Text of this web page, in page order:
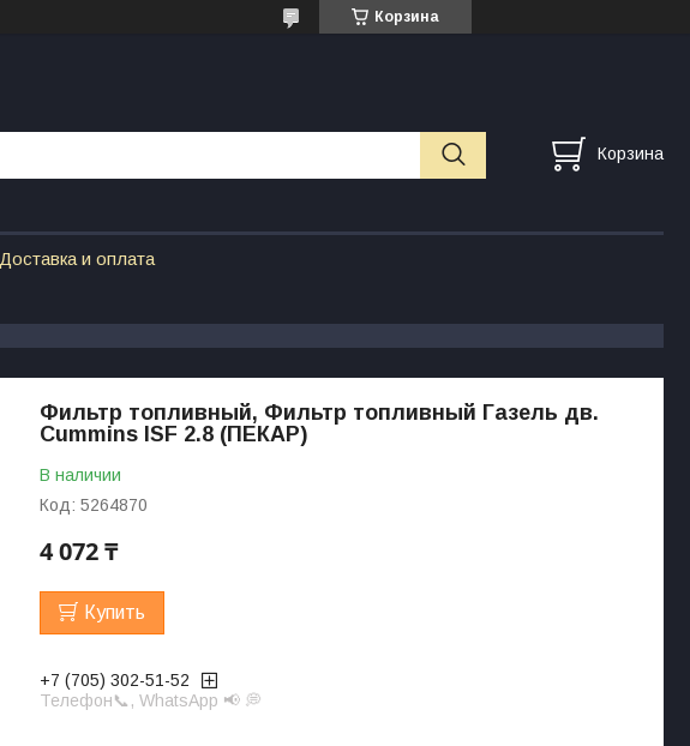
Корзина
Корзина
Доставка и оплата
Фильтр топливный, Фильтр топливный Газель дв.
Cummins ISF 2.8 (ПЕКАР)
В наличии
Код: 5264870
4 072 ₸
Купить
+7 (705) 302-51-52
Телефон📞, WhatsApp 📢 💭